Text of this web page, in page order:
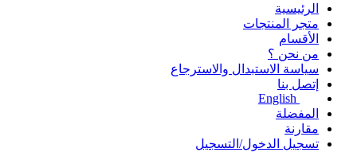
الرئيسية
متجر المنتجات
الأقسام
من نحن ؟
سياسة الاستبدال والاسترجاع
إتصل بنا
English
المفضلة
مقارنة
تسجيل الدخول/التسجيل